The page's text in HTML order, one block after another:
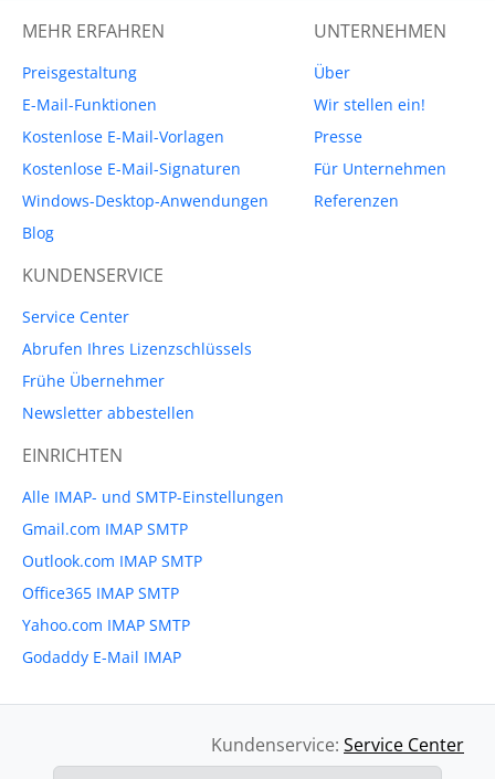
MEHR ERFAHREN
Preisgestaltung
E-Mail-Funktionen
Kostenlose E-Mail-Vorlagen
Kostenlose E-Mail-Signaturen
Windows-Desktop-Anwendungen
Blog
UNTERNEHMEN
Über
Wir stellen ein!
Presse
Für Unternehmen
Referenzen
KUNDENSERVICE
Service Center
Abrufen Ihres Lizenzschlüssels
Frühe Übernehmer
Newsletter abbestellen
EINRICHTEN
Alle IMAP- und SMTP-Einstellungen
Gmail.com IMAP SMTP
Outlook.com IMAP SMTP
Office365 IMAP SMTP
Yahoo.com IMAP SMTP
Godaddy E-Mail IMAP
Kundenservice: Service Center